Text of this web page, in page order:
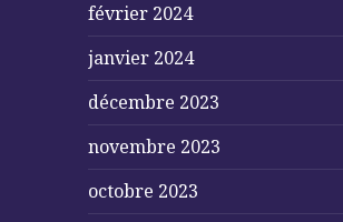
février 2024
janvier 2024
décembre 2023
novembre 2023
octobre 2023